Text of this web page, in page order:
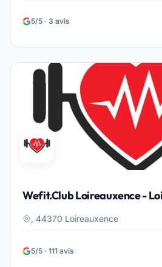
5/5 · 3 avis
Wefit.Club Loireauxence -
, 44370 Loireauxence
5/5 · 111 avis